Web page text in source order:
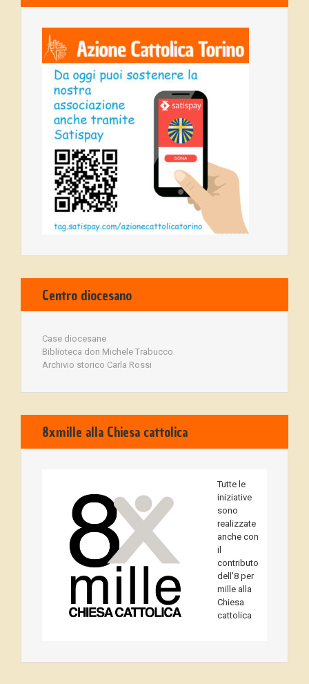
Centro diocesano
Case diocesane
Biblioteca don Michele Trabucco
Archivio storico Carla Rossi
8xmille alla Chiesa cattolica
Tutte le
iniziative
sono
realizzate
anche con
il
contributo
dell'8 per
mille alla
Chiesa
cattolica